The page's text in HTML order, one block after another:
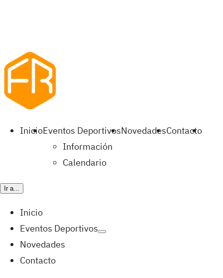
InicioEventos Deportivos
Información
Calendario
NovedadesContacto
Ir a...
Inicio
Eventos Deportivos
Novedades
Contacto